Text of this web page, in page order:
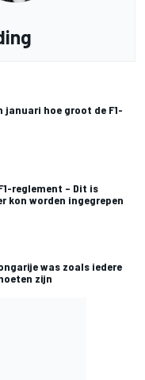
januari hoe groot de F1-
reglement – Dit is
kon worden ingegrepen
was zoals iedere
zijn